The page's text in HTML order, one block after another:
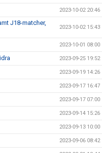
2023-10-02 20:46
J18-matcher,
2023-10-02 15:43
2023-10-01 08:00
2023-09-25 19:52
2023-09-19 14:26
2023-09-17 16:47
2023-09-17 07:00
2023-09-14 15:26
2023-09-13 10:00
2023-09-06 08:42